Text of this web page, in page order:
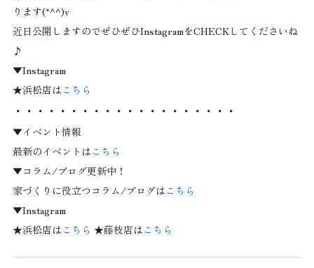
ります(*^^)v
近日公開しますのでぜひぜひInstagramをCHECKしてくださいね
♪
▼Instagram
★浜松店は こちら
・・・・・・・・・・・・・・・・・・・・
▼イベント情報
最新のイベントは こちら
▼コラム/ブログ更新中！
家づくりに役立つコラム/ブログは こちら
▼Instagram
★浜松店は こちら ★藤枝店は こちら